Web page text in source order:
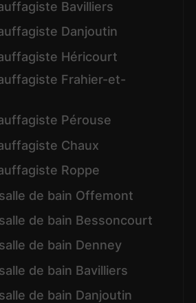
Bavilliers
Danjoutin
Héricourt
Frahier-et-
Pérouse
Chaux
Roppe
de bain Offemont
de bain Bessoncourt
de bain Denney
de bain Bavilliers
de bain Danjoutin